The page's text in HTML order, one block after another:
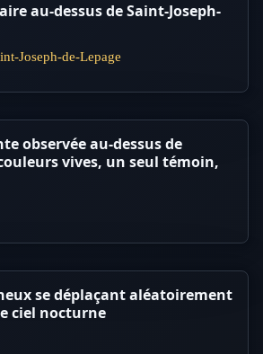
au-dessus de Saint-Joseph-
Joseph-de-Lepage
observée au-dessus de
vives, un seul témoin,
se déplaçant aléatoirement
ciel nocturne